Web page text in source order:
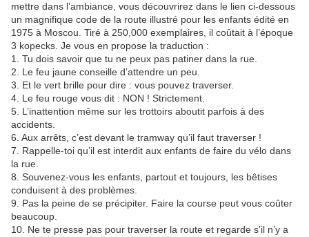
mettre dans l’ambiance, vous découvrirez dans le lien ci-dessous
un magnifique code de la route illustré pour les enfants édité en
1975 à Moscou. Tiré à 250,000 exemplaires, il coûtait à l’époque
3 kopecks. Je vous en propose la traduction :
1. Tu dois savoir que tu ne peux pas patiner dans la rue.
2. Le feu jaune conseille d’attendre un peu.
3. Et le vert brille pour dire : vous pouvez traverser.
4. Le feu rouge vous dit : NON ! Strictement.
5. L’inattention même sur les trottoirs aboutit parfois à des
accidents.
6. Aux arrêts, c’est devant le tramway qu’il faut traverser !
7. Rappelle-toi qu’il est interdit aux enfants de faire du vélo dans
la rue.
8. Souvenez-vous les enfants, partout et toujours, les bêtises
conduisent à des problèmes.
9. Pas la peine de se précipiter. Faire la course peut vous coûter
beaucoup.
10. Ne te presse pas pour traverser la route et regarde s’il n’y a